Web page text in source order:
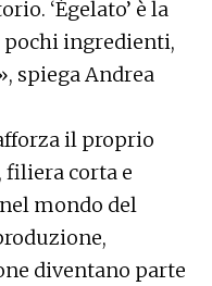
‘Ègelato’ è la
pochi ingredienti,
spiega Andrea
il proprio
corta e
mondo del
diventano parte